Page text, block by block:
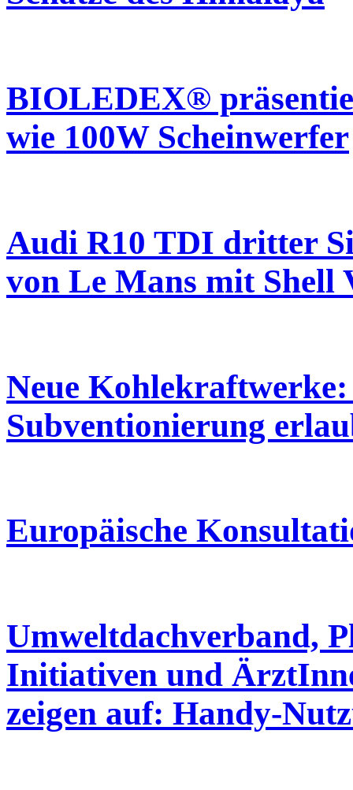
BIOLEDEX®
wie 100W Scheinwerfer
Audi R10 TDI dritter
von Le Mans mit Shell
Neue
Subventionierung
Europäische
Umweltdachverband,
Initiativen und
zeigen auf: Handy-